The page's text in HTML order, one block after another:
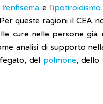
l’enfisema e l'ipotiroidismo
queste ragioni il CEA
cure nelle persone già
analisi di supporto
del polmone, dello